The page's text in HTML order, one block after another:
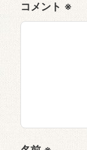
コメント ※